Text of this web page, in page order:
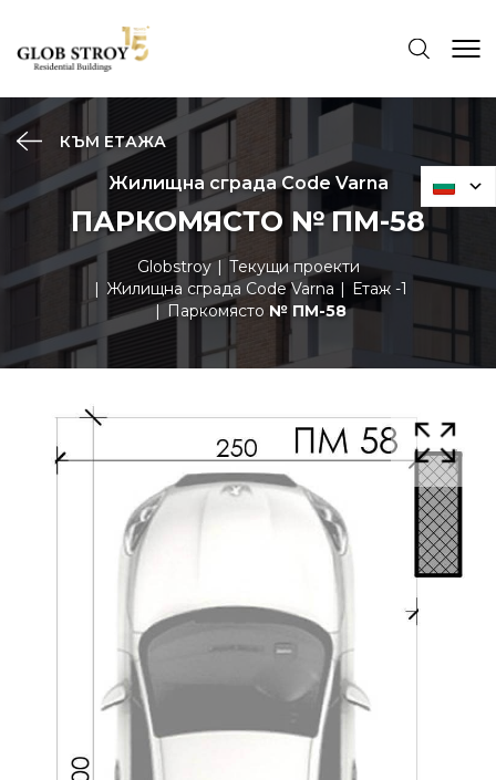
КЪМ ЕТАЖА
Жилищна сграда Code Varna
ПАРКОМЯСТО № ПМ-58
Globstroy
Текущи проекти
Жилищна сграда Code Varna
Етаж -1
Паркомясто № ПМ-58